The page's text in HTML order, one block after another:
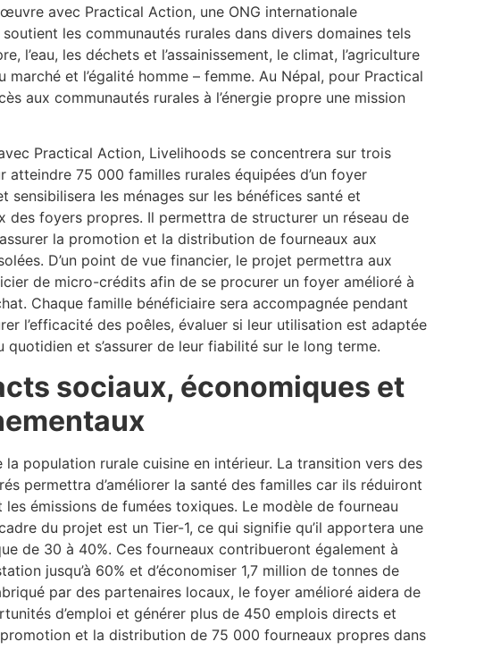
avec Practical Action, une ONG internationale
les communautés rurales dans divers domaines tels
l’eau, les déchets et l’assainissement, le climat, l’agriculture
marché et l’égalité homme – femme. Au Népal, pour Practical
aux communautés rurales à l’énergie propre une mission
Practical Action, Livelihoods se concentrera sur trois
atteindre 75 000 familles rurales équipées d’un foyer
sensibilisera les ménages sur les bénéfices santé et
des foyers propres. Il permettra de structurer un réseau de
la promotion et la distribution de fourneaux aux
D’un point de vue financier, le projet permettra aux
de micro-crédits afin de se procurer un foyer amélioré à
Chaque famille bénéficiaire sera accompagnée pendant
l’efficacité des poêles, évaluer si leur utilisation est adaptée
quotidien et s’assurer de leur fiabilité sur le long terme.
sociaux, économiques et
la population rurale cuisine en intérieur. La transition vers des
permettra d’améliorer la santé des familles car ils réduiront
les émissions de fumées toxiques. Le modèle de fourneau
du projet est un Tier-1, ce qui signifie qu’il apportera une
de 30 à 40%. Ces fourneaux contribueront également à
jusqu’à 60% et d’économiser 1,7 million de tonnes de
par des partenaires locaux, le foyer amélioré aidera de
d’emploi et générer plus de 450 emplois directs et
et la distribution de 75 000 fourneaux propres dans